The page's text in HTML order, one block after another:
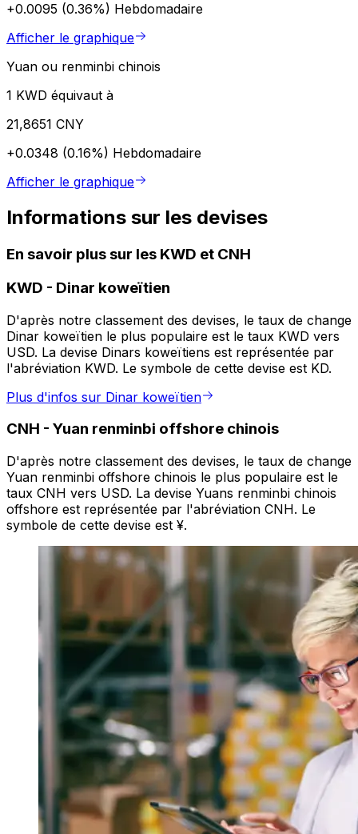
+0.0095 (0.36%) Hebdomadaire
Afficher le graphique
Yuan ou renminbi chinois
1 KWD équivaut à
21,8651 CNY
+0.0348 (0.16%) Hebdomadaire
Afficher le graphique
Informations sur les devises
En savoir plus sur les KWD et CNH
KWD - Dinar koweïtien
D'après notre classement des devises, le taux de change
Dinar koweïtien le plus populaire est le taux KWD vers
USD. La devise Dinars koweïtiens est représentée par
l'abréviation KWD. Le symbole de cette devise est KD.
Plus d'infos sur Dinar koweïtien
CNH - Yuan renminbi offshore chinois
D'après notre classement des devises, le taux de change
Yuan renminbi offshore chinois le plus populaire est le
taux CNH vers USD. La devise Yuans renminbi chinois
offshore est représentée par l'abréviation CNH. Le
symbole de cette devise est ¥.